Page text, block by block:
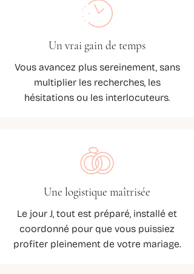
Un vrai gain de temps
Vous avancez plus sereinement, sans
multiplier les recherches, les
hésitations ou les interlocuteurs.
Une logistique maîtrisée
Le jour J, tout est préparé, installé et
coordonné pour que vous puissiez
profiter pleinement de votre mariage.